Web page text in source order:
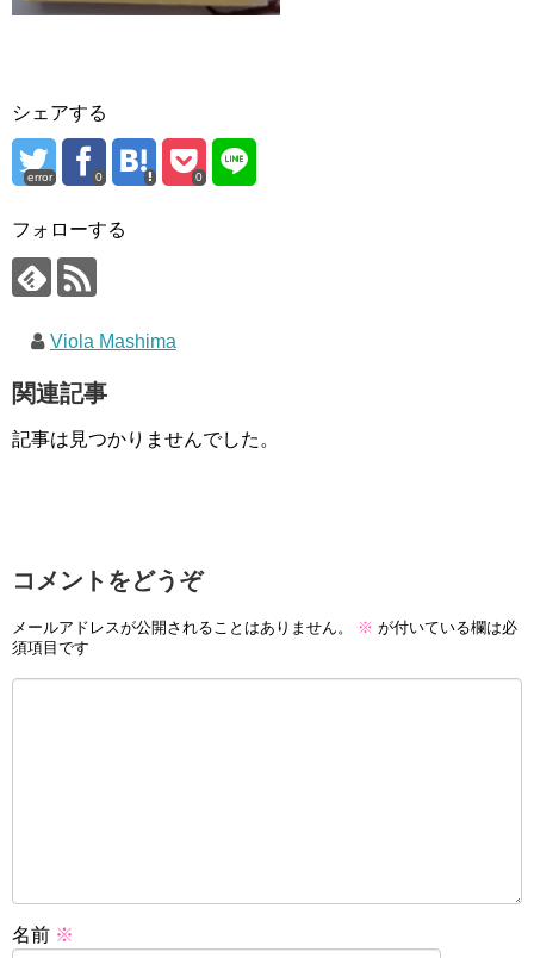
シェアする
error 0 0
フォローする
Viola Mashima
関連記事
記事は見つかりませんでした。
コメントをどうぞ
メールアドレスが公開されることはありません。 ※ が付いている欄は必
須項目です
名前 ※